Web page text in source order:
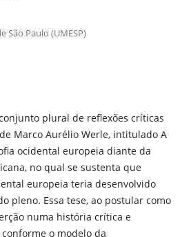
São Paulo (UMESP)
plural de reflexões críticas
Marco Aurélio Werle, intitulado A
ocidental europeia diante da
no qual se sustenta que
europeia teria desenvolvido
pleno. Essa tese, ao postular como
numa história crítica e
o modelo da